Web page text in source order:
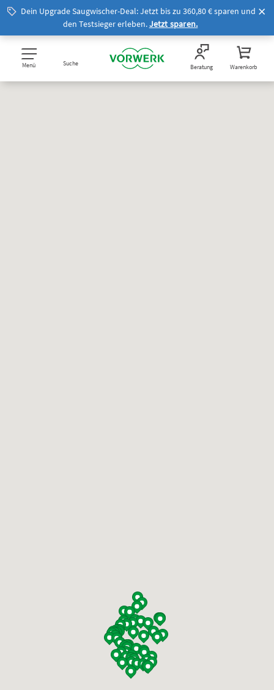
Dein Upgrade Saugwischer-Deal: Jetzt bis zu 360,80 € sparen und
den Testsieger erleben.Jetzt sparen.
Menü Suche Beratung Warenkorb